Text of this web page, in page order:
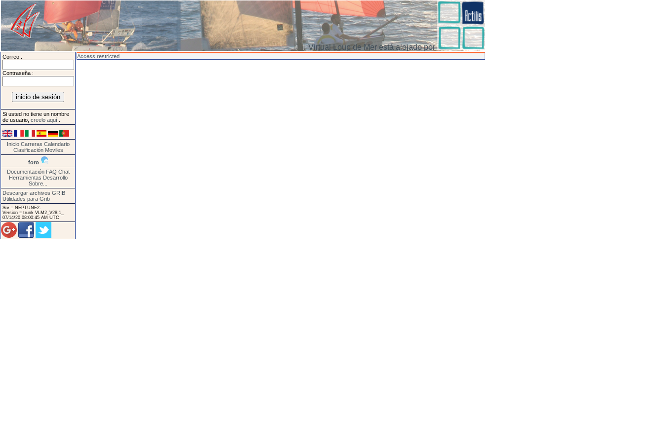
Virtual Loup de Mer está alojado por
Correo :
Contraseña :
Si usted no tiene un nombre
de usuario, creelo aquí
Inicio Carreras Calendario
Clasificación Moviles
foro
Documentación FAQ Chat
Herramientas Desarrollo
Sobre...
Descargar archivos GRIB
Utilidades para Grib
Srv = NEPTUNE2.
Version = trunk VLM2_V28.1_
07/14/20 08:00:45 AM UTC
Access restricted